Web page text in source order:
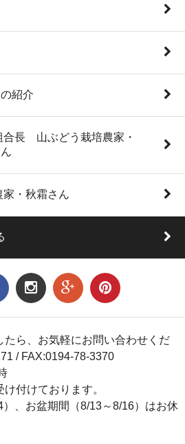
紹介
合長 山ぶどう栽培農家・
家・秋霜さん
たら、お気軽にお問い合わせくだ
/ FAX:0194-78-3370
け付けております。
、お盆期間（8/13～8/16）はお休